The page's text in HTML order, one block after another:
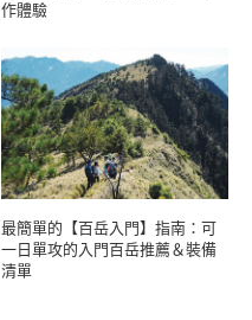
作體驗
最簡單的【百岳入門】指南：可
一日單攻的入門百岳推薦＆裝備
清單